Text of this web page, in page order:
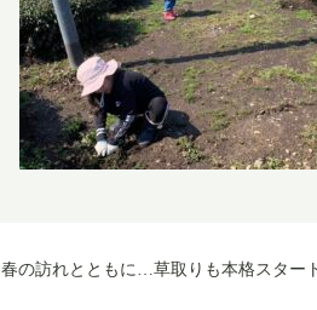
春の訪れとともに…草取りも本格スター